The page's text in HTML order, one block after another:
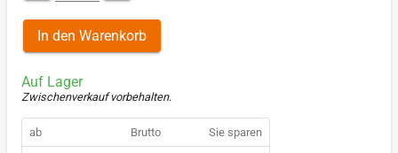
In den Warenkorb
Auf Lager
Zwischenverkauf vorbehalten.
ab Brutto Sie sparen